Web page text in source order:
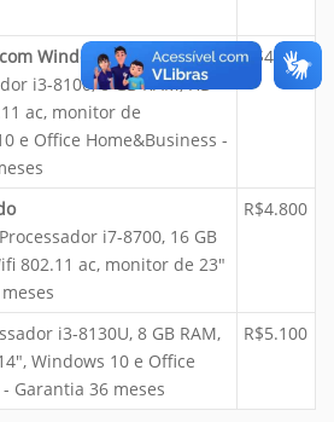
Windows e
i3-8100, 8 GB RAM, HD
ac, monitor de
e Office Home&Business -
R$4.800
Processador i7-8700, 16 GB
802.11 ac, monitor de 23"
R$4.800
i3-8130U, 8 GB RAM,
Windows 10 e Office
Garantia 36 meses
R$5.100